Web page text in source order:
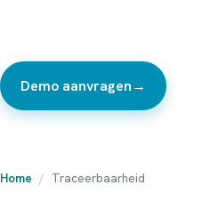
Demo aanvragen→
Home / Traceerbaarheid